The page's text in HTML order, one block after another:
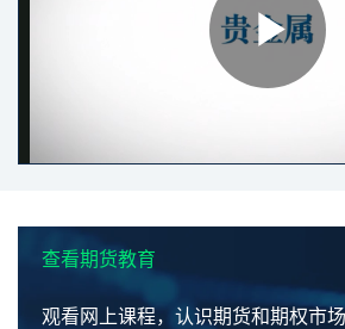
查看期货教育
观看网上课程，认识期货和期权市